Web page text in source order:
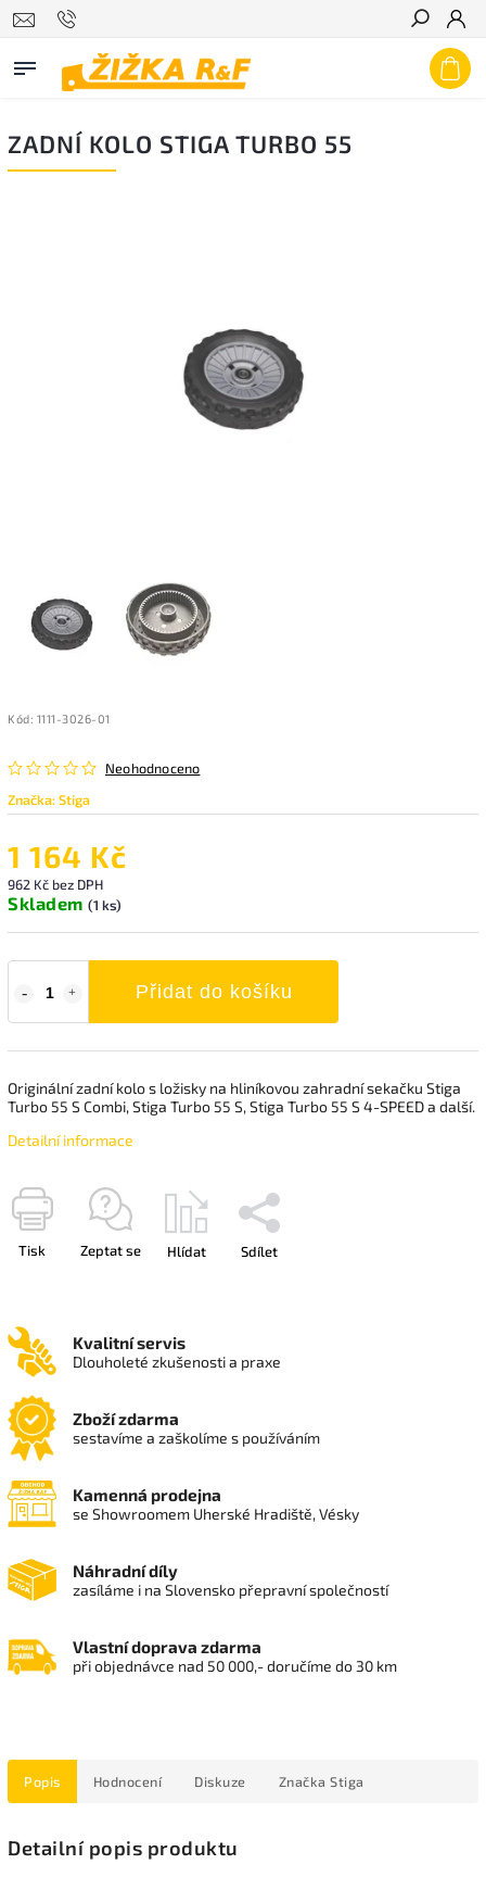
Hledat
ZADNÍ KOLO STIGA TURBO 55
Kód: 1111-3026-01
Neohodnoceno
Značka:Stiga
1 164 Kč
962 Kč bez DPH
Skladem (1 ks)
Přidat do košíku
Originální zadní kolo s ložisky na hliníkovou zahradní sekačku Stiga
Turbo 55 S Combi, Stiga Turbo 55 S, Stiga Turbo 55 S 4-SPEED a další.
Detailní informace
Tisk Zeptat se Hlídat Sdílet
Kvalitní servis
Dlouholeté zkušenosti a praxe
Zboží zdarma
sestavíme a zaškolíme s používáním
Kamenná prodejna
se Showroomem Uherské Hradiště, Vésky
Náhradní díly
zasíláme i na Slovensko přepravní společností
Vlastní doprava zdarma
při objednávce nad 50 000,- doručíme do 30 km
Popis Hodnocení Diskuze Značka Stiga
Detailní popis produktu